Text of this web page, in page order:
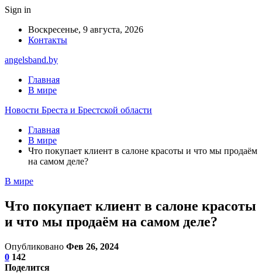
Sign in
Воскресенье, 9 августа, 2026
Контакты
angelsband.by
Главная
В мире
Новости Бреста и Брестской области
Главная
В мире
Что покупает клиент в салоне красоты и что мы продаём
на самом деле?
В мире
Что покупает клиент в салоне красоты
и что мы продаём на самом деле?
Опубликовано Фев 26, 2024
0 142
Поделится